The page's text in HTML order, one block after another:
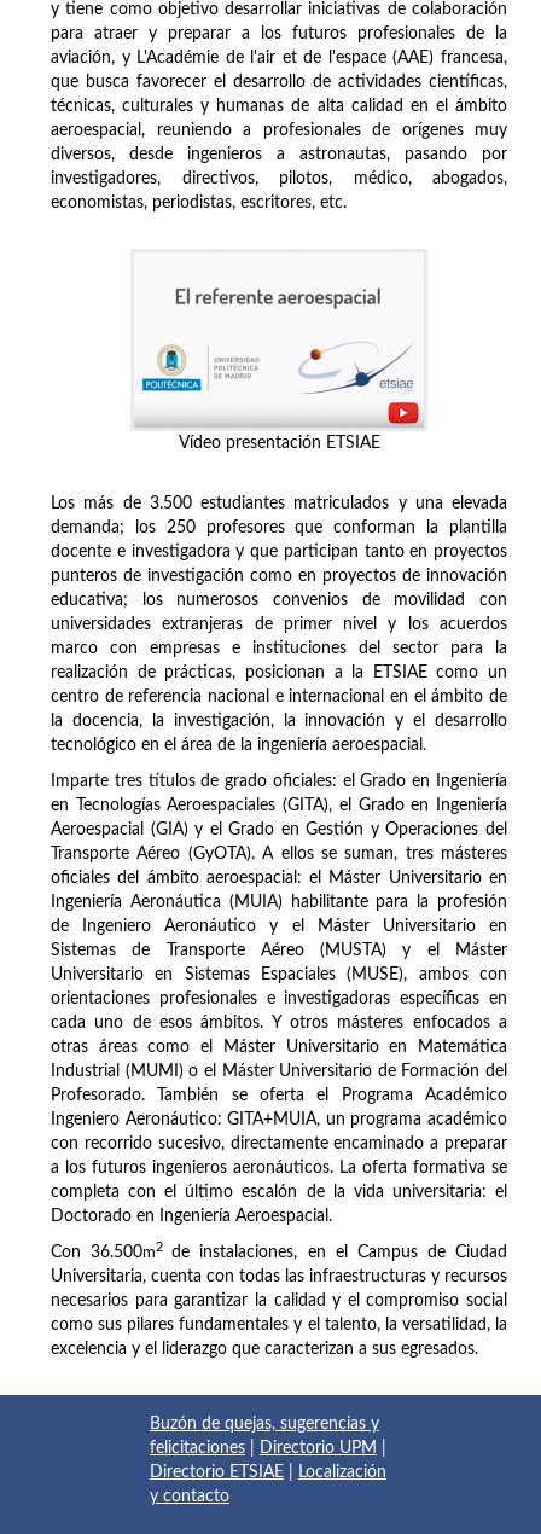
y tiene como objetivo desarrollar iniciativas de colaboración
para atraer y preparar a los futuros profesionales de la
aviación, y L'Académie de l'air et de l'espace (AAE) francesa,
que busca favorecer el desarrollo de actividades científicas,
técnicas, culturales y humanas de alta calidad en el ámbito
aeroespacial, reuniendo a profesionales de orígenes muy
diversos, desde ingenieros a astronautas, pasando por
investigadores, directivos, pilotos, médico, abogados,
economistas, periodistas, escritores, etc.
Vídeo presentación ETSIAE
Los más de 3.500 estudiantes matriculados y una elevada
demanda; los 250 profesores que conforman la plantilla
docente e investigadora y que participan tanto en proyectos
punteros de investigación como en proyectos de innovación
educativa; los numerosos convenios de movilidad con
universidades extranjeras de primer nivel y los acuerdos
marco con empresas e instituciones del sector para la
realización de prácticas, posicionan a la ETSIAE como un
centro de referencia nacional e internacional en el ámbito de
la docencia, la investigación, la innovación y el desarrollo
tecnológico en el área de la ingeniería aeroespacial.
Imparte tres títulos de grado oficiales: el Grado en Ingeniería
en Tecnologías Aeroespaciales (GITA), el Grado en Ingeniería
Aeroespacial (GIA) y el Grado en Gestión y Operaciones del
Transporte Aéreo (GyOTA). A ellos se suman, tres másteres
oficiales del ámbito aeroespacial: el Máster Universitario en
Ingeniería Aeronáutica (MUIA) habilitante para la profesión
de Ingeniero Aeronáutico y el Máster Universitario en
Sistemas de Transporte Aéreo (MUSTA) y el Máster
Universitario en Sistemas Espaciales (MUSE), ambos con
orientaciones profesionales e investigadoras específicas en
cada uno de esos ámbitos. Y otros másteres enfocados a
otras áreas como el Máster Universitario en Matemática
Industrial (MUMI) o el Máster Universitario de Formación del
Profesorado. También se oferta el Programa Académico
Ingeniero Aeronáutico: GITA+MUIA, un programa académico
con recorrido sucesivo, directamente encaminado a preparar
a los futuros ingenieros aeronáuticos. La oferta formativa se
completa con el último escalón de la vida universitaria: el
Doctorado en Ingeniería Aeroespacial.
Con 36.500m2
de instalaciones, en el Campus de Ciudad
Universitaria, cuenta con todas las infraestructuras y recursos
necesarios para garantizar la calidad y el compromiso social
como sus pilares fundamentales y el talento, la versatilidad, la
excelencia y el liderazgo que caracterizan a sus egresados.
Buzón de quejas, sugerencias y
felicitaciones
Directorio UPM
Directorio ETSIAE
Localización
y contacto